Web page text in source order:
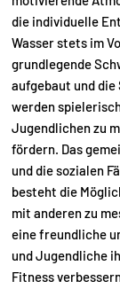
die individuelle
Wasser stets im
grundlegende
aufgebaut und
werden
Jugendlichen zu
fördern. Das
und die sozialen
besteht die
mit anderen zu
eine freundliche
und Jugendliche
Fitness